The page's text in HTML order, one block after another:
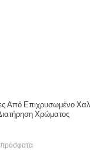
Από Επιχρυσωμένο
Χρώματος